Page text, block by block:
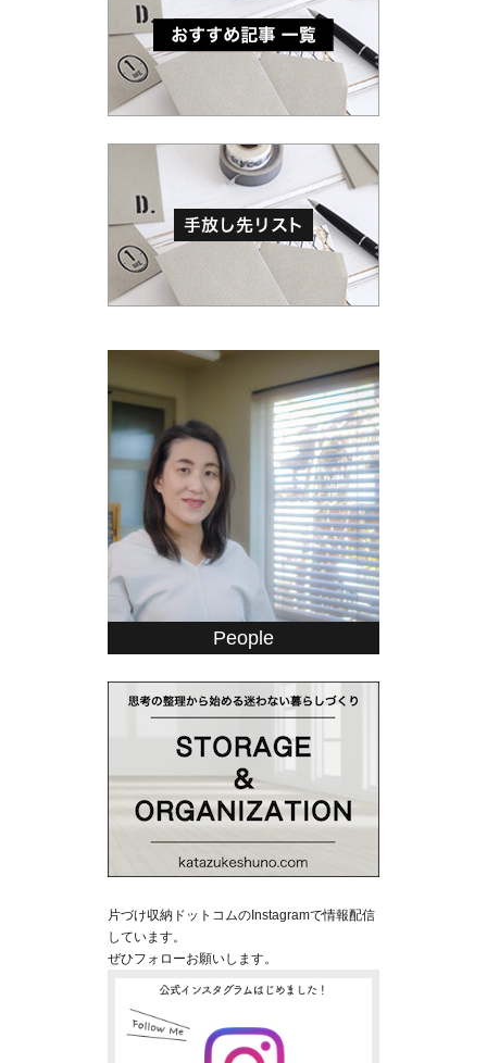
People
片づけ収納ドットコムのInstagramで情報配信
しています。
ぜひフォローお願いします。